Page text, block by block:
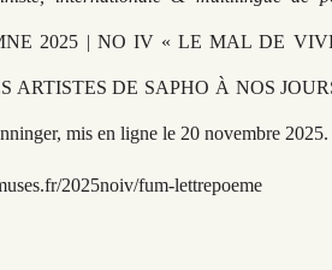
2025 | NO IV « LE MAL DE
ARTISTES DE SAPHO À NOS
mis en ligne le 20 novembre
2025noiv/fum-lettrepoeme